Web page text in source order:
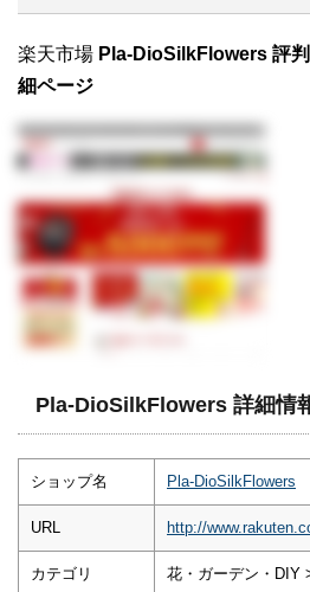
楽天市場 Pla-DioSilkFlowers 評
細ページ
Pla-DioSilkFlowers 詳細情
ショップ名 Pla-DioSilkFlowers
URL http://
カテゴリ 花・ガーデン・DIY